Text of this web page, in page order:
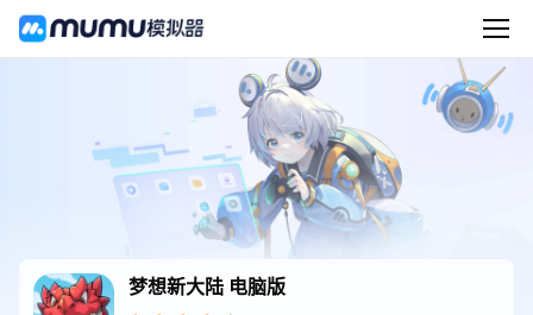
梦想新大陆 电脑版